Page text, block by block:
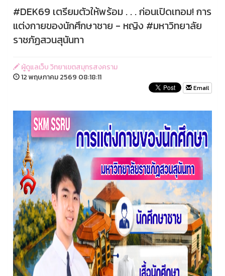
#DEK69 เตรียมตัวให้พร้อม . . . ก่อนเปิดเทอม! การ
แต่งกายของนักศึกษาชาย - หญิง #มหาวิทยาลัย
ราชภัฏสวนสุนันทา
ผู้ดูแลเว็บ วิทยาเขตสมุทรสงคราม
12 พฤษภาคม 2569 08:18:11
Email